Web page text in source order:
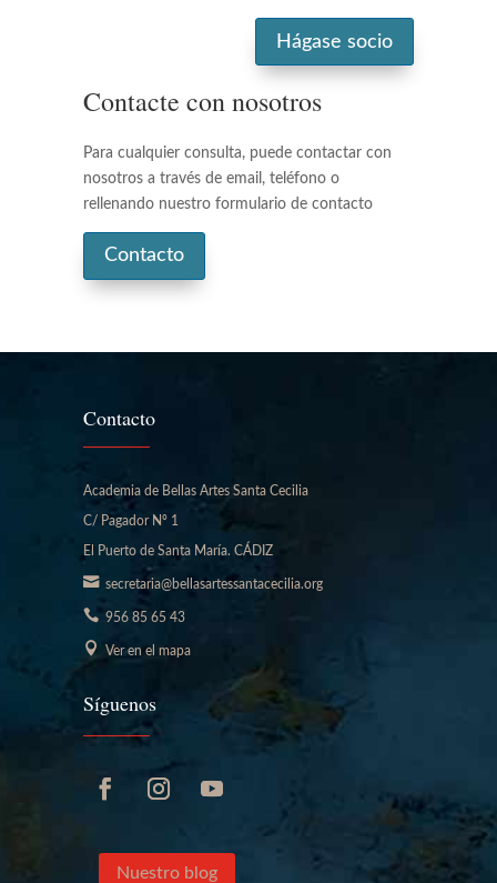
Hágase socio
Contacte con nosotros
Para cualquier consulta, puede contactar con
nosotros a través de email, teléfono o
rellenando nuestro formulario de contacto
Contacto
Contacto
Academia de Bellas Artes Santa Cecilia
C/ Pagador Nº 1
El Puerto de Santa María. CÁDIZ
secretaria@bellasartessantacecilia.org
956 85 65 43
Ver en el mapa
Síguenos
Nuestro blog